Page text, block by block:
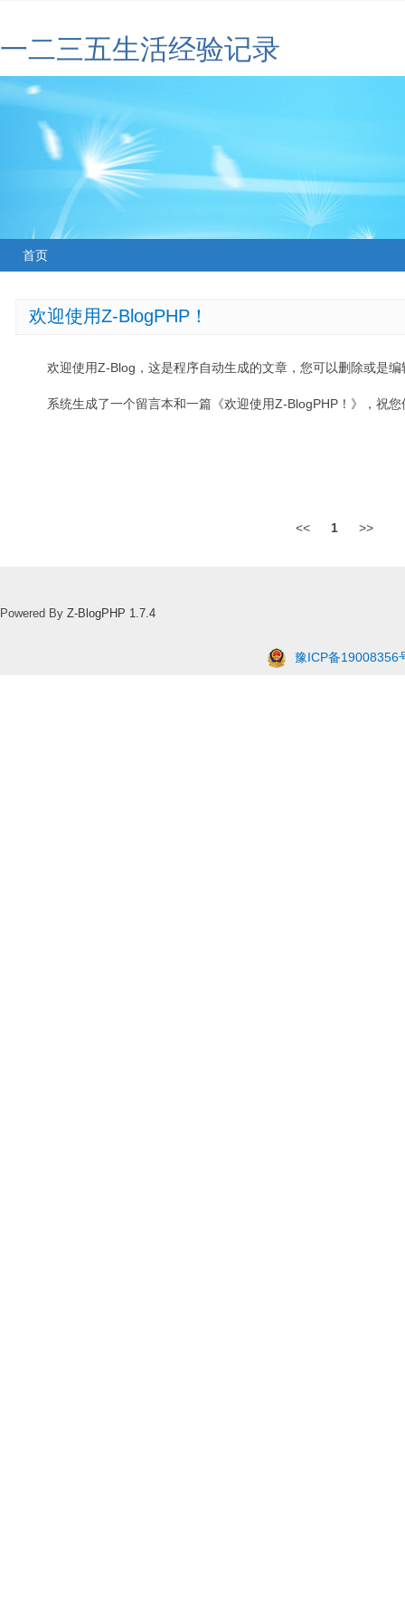
一二三五生活经验记录
首页
欢迎使用Z-BlogPHP！
欢迎使用Z-Blog，这是程序自动生成的文章，您可以删除或是编
系统生成了一个留言本和一篇《欢迎使用Z-BlogPHP！》，祝
<< 1 >>
Powered By Z-BlogPHP 1.7.4
豫ICP备19008356